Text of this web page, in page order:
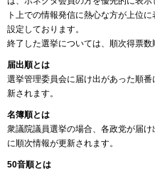
ト上での情報発信に熱心な方が上位
設定しております。
終了した選挙については、順次得票数
届出順とは
選挙管理委員会に届け出があった順
新されます。
名簿順とは
衆議院議員選挙の場合、各政党が届
に順次情報が更新されます。
50音順とは